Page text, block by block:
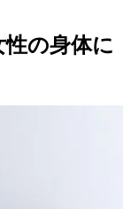
の身体に